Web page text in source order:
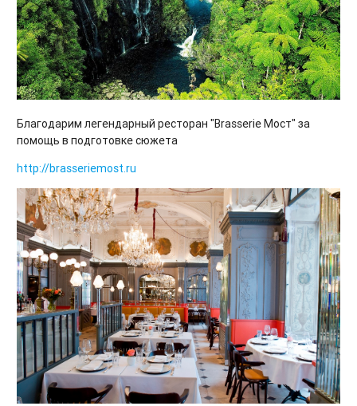
Благодарим легендарный ресторан "Brasserie Мост" за
помощь в подготовке сюжета
http://brasseriemost.ru